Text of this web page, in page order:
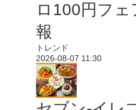
ロ100円フェ
報
トレンド
2026-08-07 11:30